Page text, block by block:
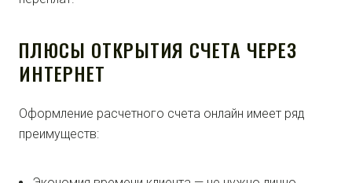
ПЛЮСЫ ОТКРЫТИЯ СЧЕТА ЧЕРЕЗ
ИНТЕРНЕТ
Оформление расчетного счета онлайн имеет ряд
преимуществ: